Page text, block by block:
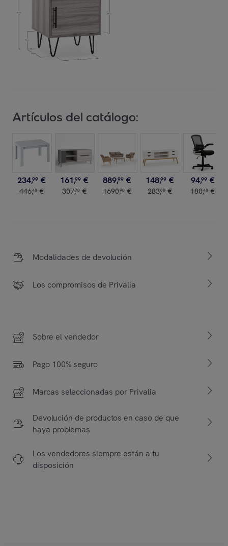
Artículos del catálogo:
234,99 €
446,48 €
161,99 €
307,78 €
889,99 €
1690,98 €
148,99 €
283,08 €
94,99 €
180,48 €
Modalidades de devolución
Los compromisos de Privalia
Sobre el vendedor
Pago 100% seguro
Marcas seleccionadas por Privalia
Devolución de productos en caso de que
haya problemas
Los vendedores siempre están a tu
disposición